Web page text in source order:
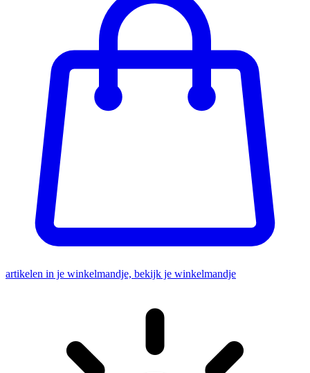
artikelen in je winkelmandje, bekijk je winkelmandje